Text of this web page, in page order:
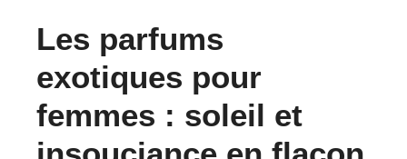
Les parfums
exotiques pour
femmes : soleil et